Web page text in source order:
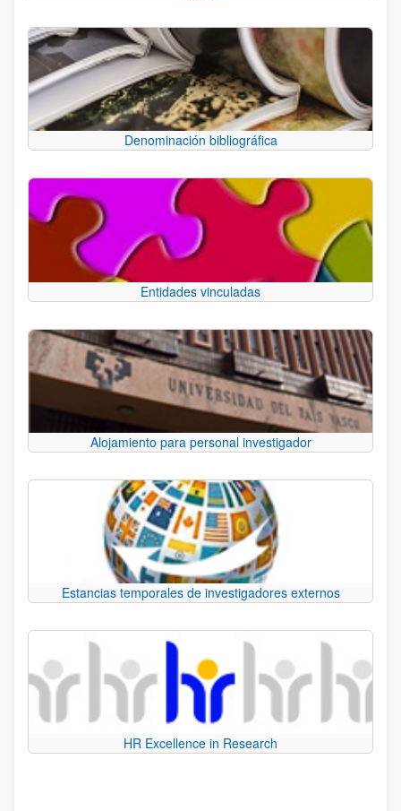
Denominación bibliográfica
Entidades vinculadas
Alojamiento para personal investigador
Estancias temporales de investigadores externos
HR Excellence in Research